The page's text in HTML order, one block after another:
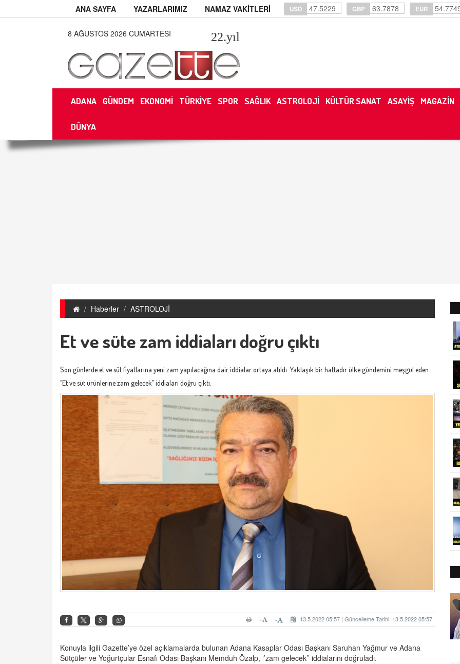
ANA SAYFA YAZARLARIMIZ NAMAZ VAKİTLERİ USD 47.5229 GBP 63.7878 EUR
8 AĞUSTOS 2026 CUMARTESI 22.yıl
ADANA GÜNDEM EKONOMİ TÜRKİYE SPOR SAĞLIK ASTROLOJİ KÜLTÜR SANAT ASAYİŞ MAGAZİN
DÜNYA
Haberler ASTROLOJİ
Et ve süte zam iddiaları doğru çıktı
Son günlerdeetve süt fiyatlarına yeni zam yapılacağına dair iddialar ortaya atıldı. Yaklaşık bir haftadır ülke gündemini meşgul eden
‘’Et ve süt ürünlerine zam gelecek’’ iddiaları doğru çıktı.
13.5.2022 05:57 | Güncelleme Tarihi: 13.5.2022 05:57
-
+
Konuyla ilgili Gazette’ye özel açıklamalarda bulunan Adana Kasaplar Odası Başkanı Saruhan Yağmur ve Adana
Sütçüler ve Yoğurtçular Esnafı Odası Başkanı Memduh Özalp, ‘’zam gelecek’’ iddialarını doğruladı.